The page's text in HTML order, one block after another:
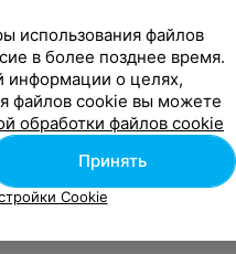
использования файлов
в более позднее время.
информации о целях,
файлов cookie вы можете
обработки файлов cookie
Принять
Cookie